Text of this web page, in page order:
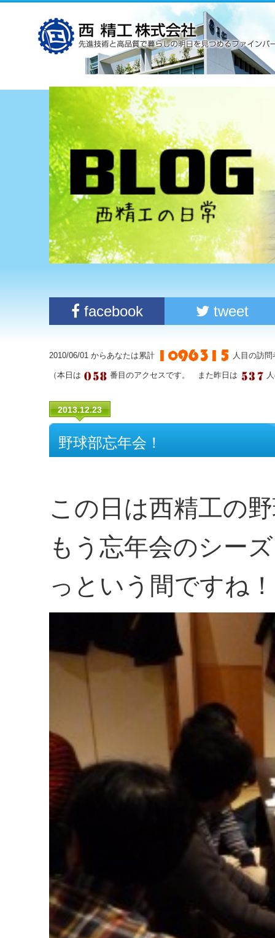
facebook tweet
2010/06/01 からあなたは累計 人目の訪
（本日は 番目のアクセスです。 また昨日は
2013.12.23
野球部忘年会！
この日は西精工の
もう忘年会のシー
っという間ですね！